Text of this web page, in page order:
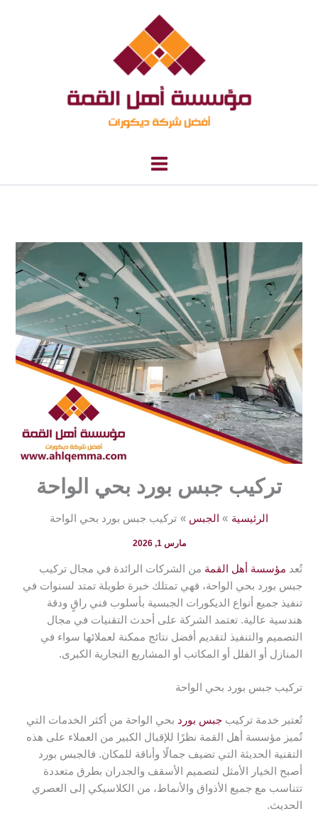
تركيب جبس بورد بحي الواحة
الرئيسية الجبس تركيب جبس بورد بحي الواحة
مارس 1, 2026
تُعد مؤسسة أهل القمة من الشركات الرائدة في مجال تركيب
جبس بورد بحي الواحة، فهي تمتلك خبرة طويلة تمتد لسنوات في
تنفيذ جميع أنواع الديكورات الجبسية بأسلوب فني راقٍ ودقة
هندسية عالية. تعتمد الشركة على أحدث التقنيات في مجال
التصميم والتنفيذ لتقديم أفضل نتائج ممكنة لعملائها سواء في
المنازل أو الفلل أو المكاتب أو المشاريع التجارية الكبرى.
تركيب جبس بورد بحي الواحة
تُعتبر خدمة تركيبجبس بورد بحي الواحة من أكثر الخدمات التي
تُميز مؤسسة أهل القمة نظرًا للإقبال الكبير من العملاء على هذه
التقنية الحديثة التي تضيف جمالًا وأناقة للمكان. فالجبس بورد
أصبح الخيار الأمثل لتصميم الأسقف والجدران بطرق متعددة
تتناسب مع جميع الأذواق والأنماط، من الكلاسيكي إلى العصري
الحديث.